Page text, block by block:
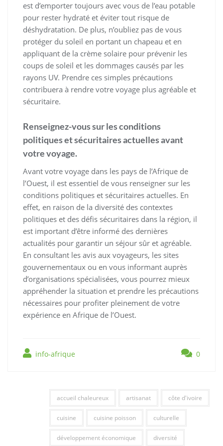
est d’emporter toujours avec vous de l’eau potable
pour rester hydraté et éviter tout risque de
déshydratation. De plus, n’oubliez pas de vous
protéger du soleil en portant un chapeau et en
appliquant de la crème solaire pour prévenir les
coups de soleil et les dommages causés par les
rayons UV. Prendre ces simples précautions
contribuera à rendre votre voyage plus agréable et
sécuritaire.
Renseignez-vous sur les conditions
politiques et sécuritaires actuelles avant
votre voyage.
Avant votre voyage dans les pays de l’Afrique de
l’Ouest, il est essentiel de vous renseigner sur les
conditions politiques et sécuritaires actuelles. En
effet, en raison de la diversité des contextes
politiques et des défis sécuritaires dans la région, il
est important d’être informé des dernières
actualités pour garantir un séjour sûr et agréable.
En consultant les avis aux voyageurs, les sites
gouvernementaux ou en vous informant auprès
d’organisations spécialisées, vous pourrez mieux
appréhender la situation et prendre les précautions
nécessaires pour profiter pleinement de votre
expérience en Afrique de l’Ouest.
info-afrique 0
accueil chaleureux artisanat côte d'ivoire
cuisine cuisine poisson culturelle
développement économique diversité